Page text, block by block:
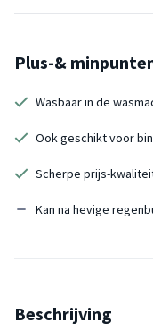
Plus-&
Wasbaar in de
Ook geschikt voor
Scherpe prijs-
Kan na hevige
Beschrijving